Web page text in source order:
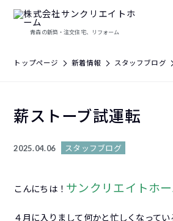
青森の新築・注文住宅、リフォーム
トップページ 新着情報 スタッフブログ
薪ストーブ試運転
2025.04.06 スタッフブログ
こんにちは！ サンクリエイトホ
４月に入りまして何かと忙しくなってい